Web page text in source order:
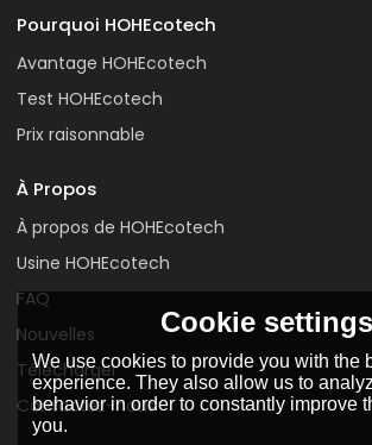
Pourquoi HOHEcotech
Avantage HOHEcotech
Test HOHEcotech
Prix raisonnable
À Propos
À propos de HOHEcotech
Usine HOHEcotech
FAQ
Nouvelles
Télécharger
Contactez-nous
Cookie settings
We use cookies to provide you with the
experience. They also allow us to
behavior in order to constantly improve
you.